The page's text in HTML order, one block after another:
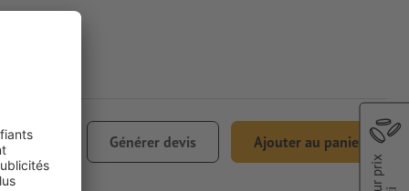
TVA incl.
Générer devis Ajouter au panier